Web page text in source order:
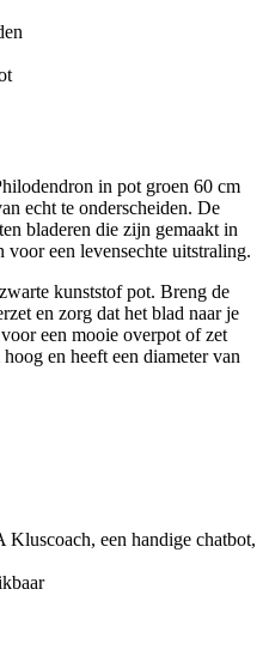
in pot groen 60 cm
echt te onderscheiden. De
bladeren die zijn gemaakt in
voor een levensechte uitstraling.
kunststof pot. Breng de
en zorg dat het blad naar je
een mooie overpot of zet
en heeft een diameter van
een handige chatbot,